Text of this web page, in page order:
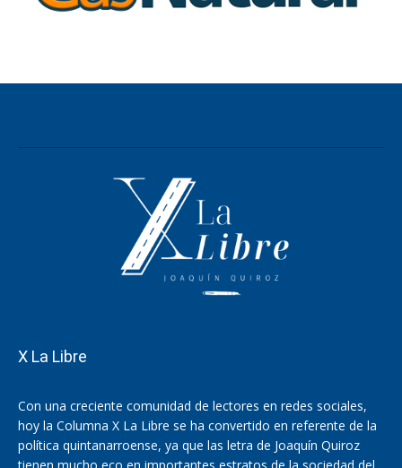
X La Libre
Con una creciente comunidad de lectores en redes sociales,
hoy la Columna X La Libre se ha convertido en referente de la
política quintanarroense, ya que las letra de Joaquín Quiroz